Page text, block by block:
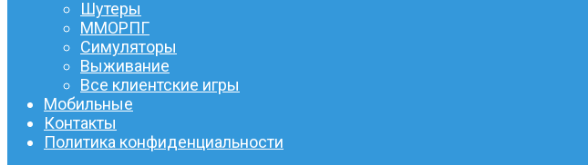
Шутеры
ММОРПГ
Симуляторы
Выживание
Все клиентские игры
Мобильные
Контакты
Политика конфиденциальности